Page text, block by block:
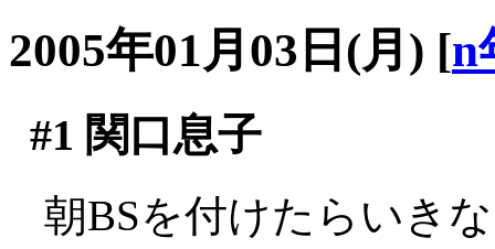
2005年01月03日(月) [n
#1 関口息子
朝BSを付けたらいき